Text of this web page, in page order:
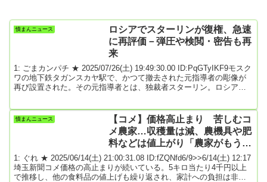
憤まんニュース
ロシアでスターリンが復権、急速
に再評価－弾圧や検閲・密告も再
来
1: ごまカンパチ ★ 2025/07/26(土) 19:49:30.00 ID:PqGTyIKF9モスク
ワの地下鉄タガンスカヤ駅で、かつて撤去された元指導者の彫像が
再び設置された。その元指導者とは、独裁者スターリン。ロシアで
は数百万人の国民を死亡させた人物ではなく、第２次大戦で勝利に
導いた指導者として復権を果たしつつある。いまだに議会第２党の
勢力を保つロシア共産党は今月、スタ...
憤まんニュース
【コメ】価格高止まり 苦しむコ
メ農家…収穫量は減、農機具や肥
料などは値上がり「農家がもうか
るわけでないと知って」
1: ぐれ ★ 2025/06/14(土) 21:00:31.08 ID:fZQNfd6/9>>6/14(土) 12:17
埼玉新聞コメ価格の高止まりが続いている。5キロ当たり4千円以上
で推移し、他の食料品の値上げも繰り返され、家計への負担は非常